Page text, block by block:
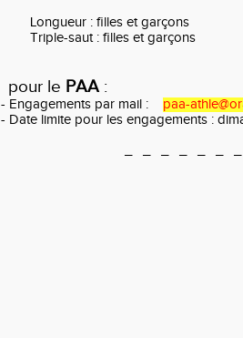
Longueur : filles et garçons
Triple-saut : filles et garçons
pour le PAA :
- Engagements par mail : paa-
- Date limite pour les engagements :